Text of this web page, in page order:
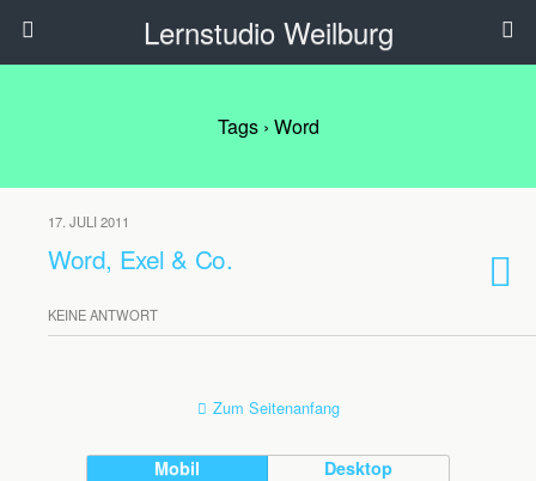
Lernstudio Weilburg
Tags › Word
17. JULI 2011
Word, Exel & Co.
KEINE ANTWORT
Zum Seitenanfang
Mobil Desktop